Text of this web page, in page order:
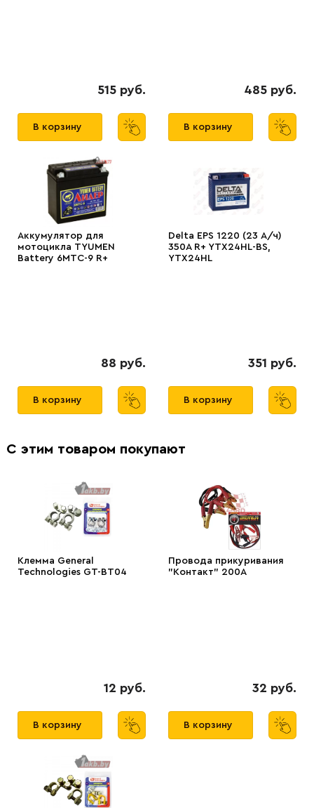
515 руб.
В корзину
485 руб.
В корзину
Аккумулятор для
мотоцикла TYUMEN
Battery 6МТС-9 R+
88 руб.
В корзину
Delta EPS 1220 (23 А/ч)
350A R+ YTX24HL-BS,
YTX24HL
351 руб.
В корзину
С этим товаром покупают
Клемма General
Technologies GT-BT04
12 руб.
В корзину
Провода прикуривания
"Контакт" 200А
32 руб.
В корзину